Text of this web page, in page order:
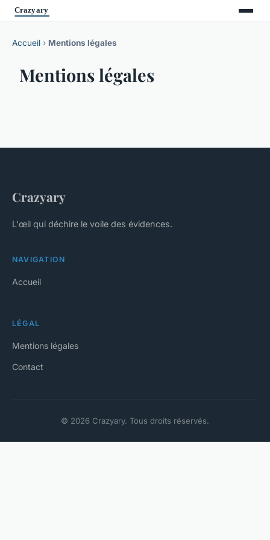
Accueil › Mentions légales
Mentions légales
Crazyary
L'œil qui déchire le voile des évidences.
NAVIGATION
Accueil
LÉGAL
Mentions légales
Contact
© 2026 Crazyary. Tous droits réservés.